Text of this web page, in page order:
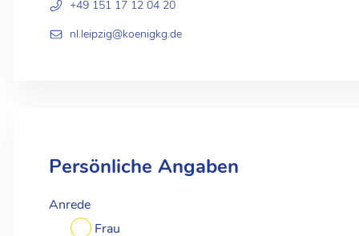
+49 151 17 12 04 20
nl.leipzig@koenigkg.de
Persönliche Angaben
Anrede
Frau